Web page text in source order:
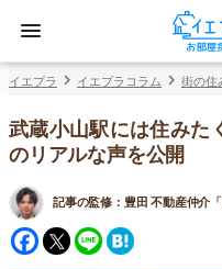
イエプラ イエプラコラム 街の住
武蔵小山駅には住みた
のリアルな声を公開
記事の監修： 豊田 不動産仲介
Facebook
Twitter
Line